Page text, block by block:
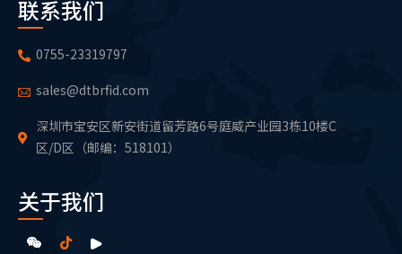
联系我们
0755-23319797
sales@dtbrfid.com
深圳市宝安区新安街道留芳路6号庭威产业园3栋10楼C
区/D区（邮编：518101）
关于我们